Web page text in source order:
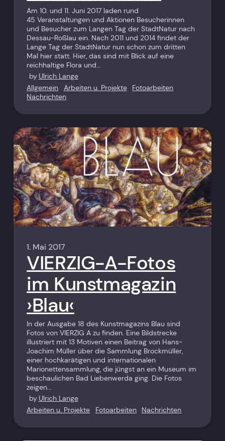
Am 10. und 11. Juni 2017 laden rund
45 Veranstaltungen und Aktionen Besucherinnen
und Besucher zum Langen Tag der StadtNatur nach
Dessau-Roßlau ein. Nach 2011 und 2014 findet der
Lange Tag der StadtNatur nun schon zum dritten
Mal hier statt. Hier, das sind mit Blick auf eine
reichhaltige Flora und…
by Ulrich Lange
Allgemein
Arbeiten u. Projekte
Fotoarbeiten
Nachrichten
1. Mai 2017
VIERZIG-A-Fotos
im Kunstmagazin
›Blau‹
In der Ausgabe 18 des Kunstmagazins Blau sind
Fotos von VIERZIG A zu finden. Eine Bildstrecke
illustriert mit 13 Motiven einen Beitrag von Hans-
Joachim Müller über die Sammlung Brockmüller,
einer hochkarätigen und internationalen
Marionettensammlung, die jüngst an ein Museum im
beschaulichen Bad Liebenwerda ging. Die Fotos
zeigen…
by Ulrich Lange
Arbeiten u. Projekte
Fotoarbeiten Nachrichten